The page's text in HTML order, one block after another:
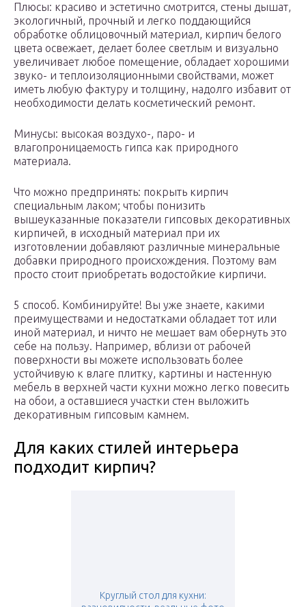
Плюсы: красиво и эстетично смотрится, стены дышат,
экологичный, прочный и легко поддающийся
обработке облицовочный материал, кирпич белого
цвета освежает, делает более светлым и визуально
увеличивает любое помещение, обладает хорошими
звуко- и теплоизоляционными свойствами, может
иметь любую фактуру и толщину, надолго избавит от
необходимости делать косметический ремонт.
Минусы: высокая воздухо-, паро- и
влагопроницаемость гипса как природного
материала.
Что можно предпринять: покрыть кирпич
специальным лаком; чтобы понизить
вышеуказанные показатели гипсовых декоративных
кирпичей, в исходный материал при их
изготовлении добавляют различные минеральные
добавки природного происхождения. Поэтому вам
просто стоит приобретать водостойкие кирпичи.
5 способ. Комбинируйте! Вы уже знаете, какими
преимуществами и недостатками обладает тот или
иной материал, и ничто не мешает вам обернуть это
себе на пользу. Например, вблизи от рабочей
поверхности вы можете использовать более
устойчивую к влаге плитку, картины и настенную
мебель в верхней части кухни можно легко повесить
на обои, а оставшиеся участки стен выложить
декоративным гипсовым камнем.
Для каких стилей интерьера
подходит кирпич?
Круглый стол для кухни: